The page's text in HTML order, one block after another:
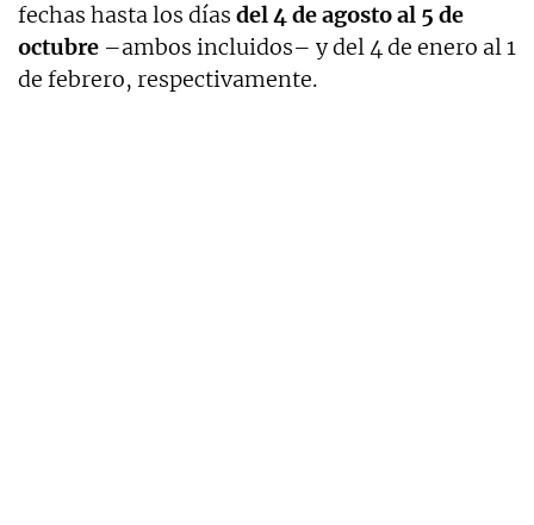
fechas hasta los días del 4 de agosto al 5 de
octubre –ambos incluidos– y del 4 de enero al 1
de febrero, respectivamente.